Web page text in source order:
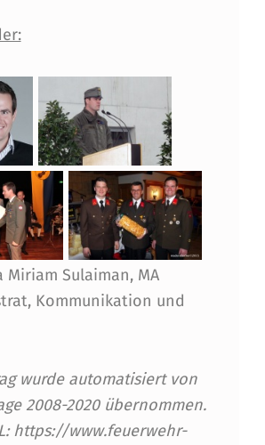
Miriam Sulaiman, MA
Kommunikation und
wurde automatisiert von
2008-2020 übernommen.
https://www.feuerwehr-